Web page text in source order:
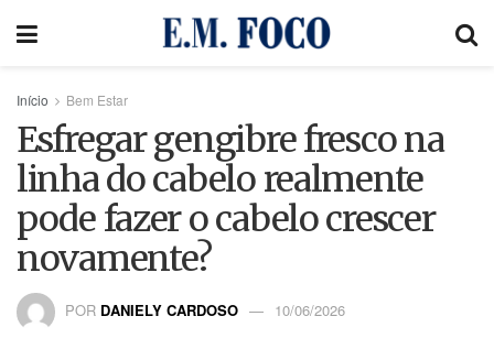
Início Bem Estar
Esfregar gengibre fresco na
linha do cabelo realmente
pode fazer o cabelo crescer
novamente?
POR DANIELY CARDOSO 10/06/2026